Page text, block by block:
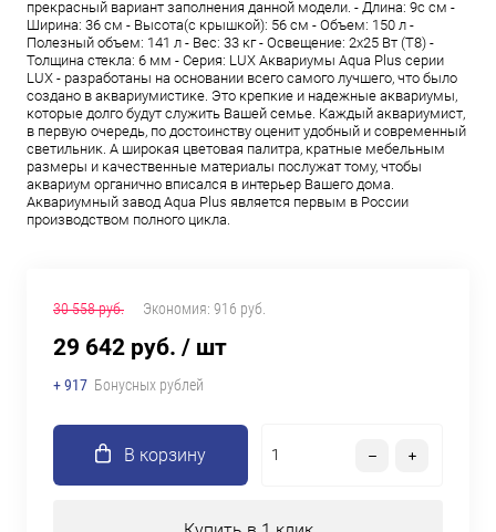
прекрасный вариант заполнения данной модели. - Длина: 9с см -
Ширина: 36 см - Высота(с крышкой): 56 см - Объем: 150 л -
Полезный объем: 141 л - Вес: 33 кг - Освещение: 2х25 Вт (Т8) -
Толщина стекла: 6 мм - Серия: LUX Аквариумы Aqua Plus серии
LUX - разработаны на основании всего самого лучшего, что было
создано в аквариумистике. Это крепкие и надежные аквариумы,
которые долго будут служить Вашей семье. Каждый аквариумист,
в первую очередь, по достоинству оценит удобный и современный
светильник. А широкая цветовая палитра, кратные мебельным
размеры и качественные материалы послужат тому, чтобы
аквариум органично вписался в интерьер Вашего дома.
Аквариумный завод Aqua Plus является первым в России
производством полного цикла.
30 558 руб. Экономия: 916 руб.
29 642 руб. / шт
+ 917 Бонусных рублей
В корзину